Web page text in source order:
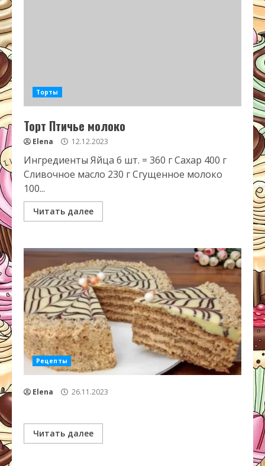
Торты
Торт Птичье молоко
Elena 12.12.2023
Ингредиенты Яйца 6 шт. = 360 г Сахар 400 г
Сливочное масло 230 г Сгущенное молоко
100...
Читать далее
Рецепты
Elena 26.11.2023
Читать далее